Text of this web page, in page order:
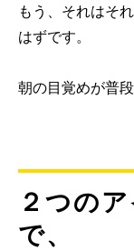
もう、それはそ
はずです。
朝の目覚めが普
２つの
で、